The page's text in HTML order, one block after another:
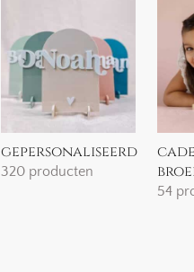
gepersonaliseerd
320 producten
54